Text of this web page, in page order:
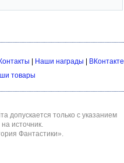
| Наши награды | ВКонтакте
товары
допускается только с указанием
источник.
Фантастики»